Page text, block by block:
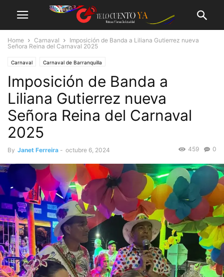
Home Carnaval
Imposición de Banda a Liliana Gutierrez nueva
Señora Reina del Carnaval 2025
Carnaval Carnaval de Barranquilla
Imposición de Banda a
Liliana Gutierrez nueva
Señora Reina del Carnaval
2025
By Janet Ferreira - octubre 6, 2024 0
459